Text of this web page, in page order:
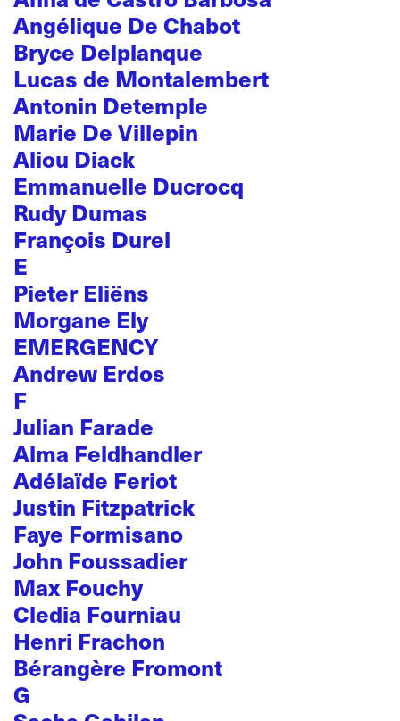
Angélique De Chabot
Bryce Delplanque
Lucas de Montalembert
Antonin Detemple
Marie De Villepin
Aliou Diack
Emmanuelle Ducrocq
Rudy Dumas
François Durel
E
Pieter Eliëns
Morgane Ely
EMERGENCY
Andrew Erdos
F
Julian Farade
Alma Feldhandler
Adélaïde Feriot
Justin Fitzpatrick
Faye Formisano
John Foussadier
Max Fouchy
Cledia Fourniau
Henri Frachon
Bérangère Fromont
G